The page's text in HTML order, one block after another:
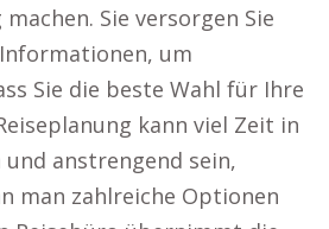
Sie versorgen Sie
um
Sie die beste Wahl für Ihre
kann viel Zeit in
anstrengend sein,
man zahlreiche Optionen